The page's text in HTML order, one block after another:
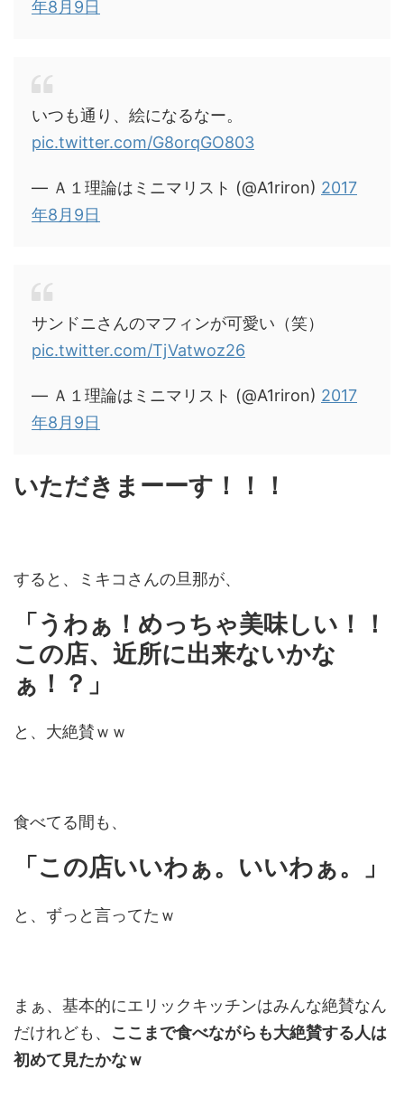
年8月9日
いつも通り、絵になるなー。
pic.twitter.com/G8orqGO803
— Ａ１理論はミニマリスト (@A1riron) 2017
年8月9日
サンドニさんのマフィンが可愛い（笑）
pic.twitter.com/TjVatwoz26
— Ａ１理論はミニマリスト (@A1riron) 2017
年8月9日
いただきまーーす！！！
すると、ミキコさんの旦那が、
「うわぁ！めっちゃ美味しい！！
この店、近所に出来ないかな
ぁ！？」
と、大絶賛ｗｗ
食べてる間も、
「この店いいわぁ。いいわぁ。」
と、ずっと言ってたｗ
まぁ、基本的にエリックキッチンはみんな絶賛なん
だけれども、 ここまで食べながらも大絶賛する人は
初めて見たかなｗ